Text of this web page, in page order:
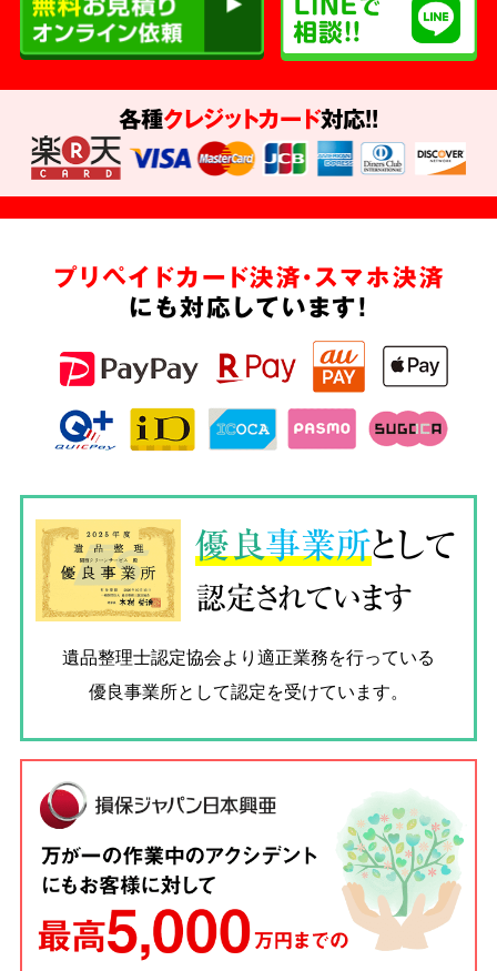
各種クレジットカード対応!!
プリペイドカード決済・スマホ決済
にも対応しています!
優良事業所として
認定されています
遺品整理士認定協会より適正業務を行っている
優良事業所として認定を受けています。